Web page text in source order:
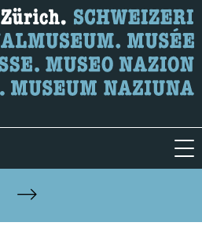
Sie?
der Seite suchen.